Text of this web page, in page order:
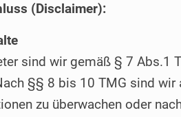
(Disclaimer):
sind wir gemäß § 7 Abs.1
§§ 8 bis 10 TMG sind
zu überwachen oder